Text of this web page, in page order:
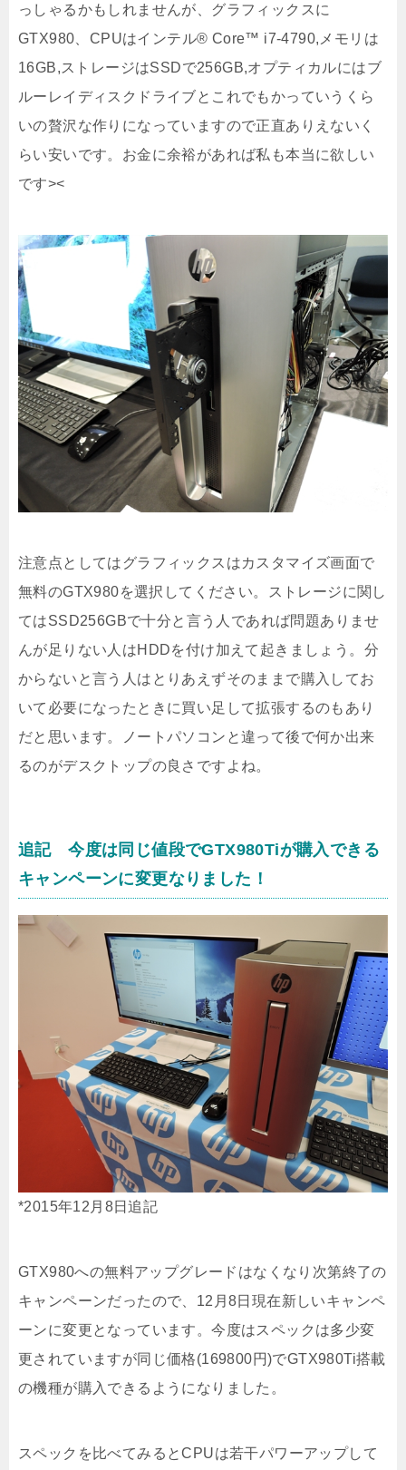
っしゃるかもしれませんが、グラフィックスに
GTX980、CPUはインテル® Core™ i7-4790,メモリは
16GB,ストレージはSSDで256GB,オプティカルにはブ
ルーレイディスクドライブとこれでもかっていうくら
いの贅沢な作りになっていますので正直ありえないく
らい安いです。お金に余裕があれば私も本当に欲しい
です><
注意点としてはグラフィックスはカスタマイズ画面で
無料のGTX980を選択してください。ストレージに関し
てはSSD256GBで十分と言う人であれば問題ありませ
んが足りない人はHDDを付け加えて起きましょう。分
からないと言う人はとりあえずそのままで購入してお
いて必要になったときに買い足して拡張するのもあり
だと思います。ノートパソコンと違って後で何か出来
るのがデスクトップの良さですよね。
追記 今度は同じ値段でGTX980Tiが購入できる
キャンペーンに変更なりました！
*2015年12月8日追記
GTX980への無料アップグレードはなくなり次第終了の
キャンペーンだったので、12月8日現在新しいキャンペ
ーンに変更となっています。今度はスペックは多少変
更されていますが同じ価格(169800円)でGTX980Ti搭載
の機種が購入できるようになりました。
スペックを比べてみるとCPUは若干パワーアップして